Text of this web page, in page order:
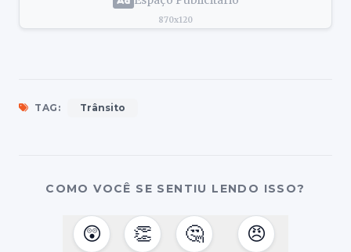
870x120
TAG: Trânsito
COMO VOCÊ SE SENTIU LENDO ISSO?
😲 👏 🤔 😠